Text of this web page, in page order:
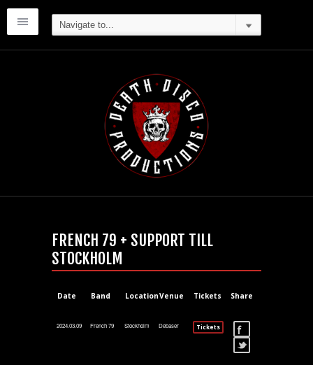
FRENCH 79 + SUPPORT TILL
STOCKHOLM
Date Band LocationVenue Tickets Share
2024.03.09 French 79 Stockholm Debaser Tickets